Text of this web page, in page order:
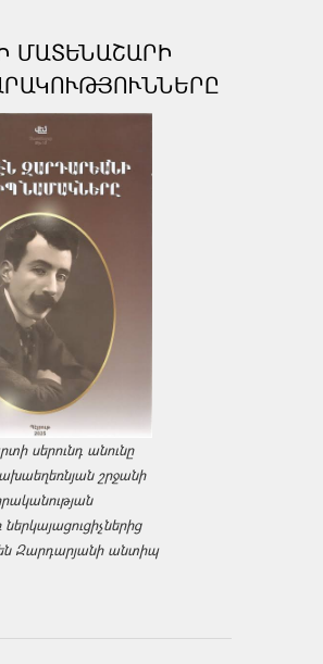
ՄԱՏԵՆԱՇԱՐԻ
սերունդ անունը
շրջանի
Զարդարյանի անտիպ